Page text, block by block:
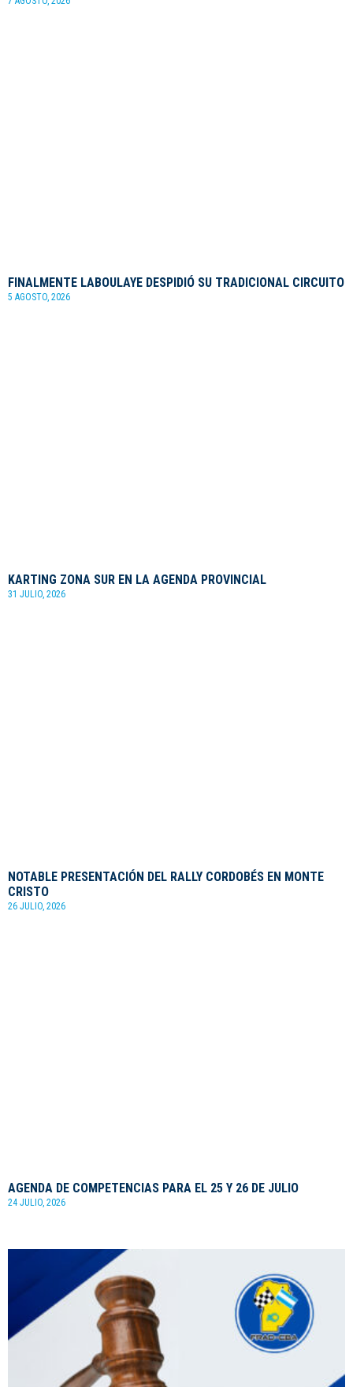
FINALMENTE LABOULAYE DESPIDIÓ SU TRADICIONAL CIRCUITO
5 AGOSTO, 2026
KARTING ZONA SUR EN LA AGENDA PROVINCIAL
31 JULIO, 2026
NOTABLE PRESENTACIÓN DEL RALLY CORDOBÉS EN MONTE
CRISTO
26 JULIO, 2026
AGENDA DE COMPETENCIAS PARA EL 25 Y 26 DE JULIO
24 JULIO, 2026